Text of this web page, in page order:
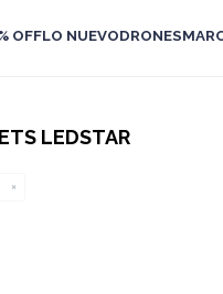
OFFLO NUEVODRONES
LEDSTAR